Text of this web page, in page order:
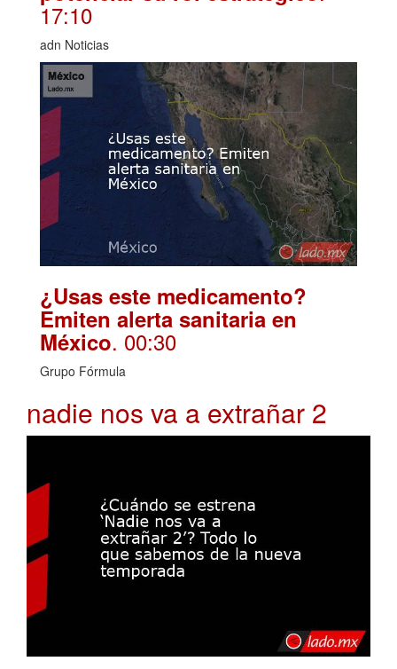
17:10
adn Noticias
¿Usas este medicamento?
Emiten alerta sanitaria en
México. 00:30
Grupo Fórmula
nadie nos va a extrañar 2